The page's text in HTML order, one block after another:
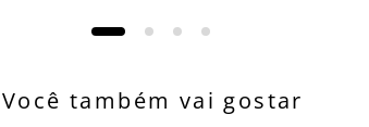
Você também vai gostar